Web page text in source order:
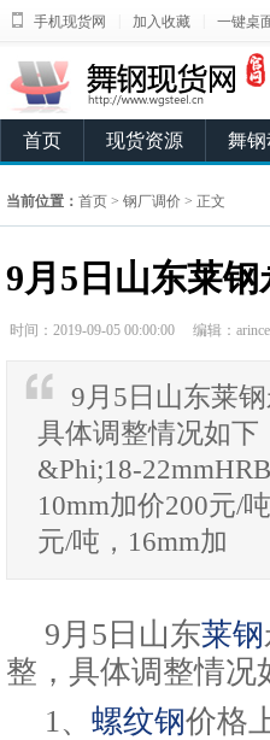
手机现货网 加入收藏 一键桌
首页 现货资源 舞
当前位置： 首页 > 钢厂调价 > 正文
9月5日山东莱
时间：2019-09-05 00:00:00 编辑：arince
9月5日山东莱
具体调整情况如下
&Phi;18-
10mm加价200元/
元/吨，16mm加
9月5日山东莱钢
整，具体调整情况
1、 螺纹钢价格